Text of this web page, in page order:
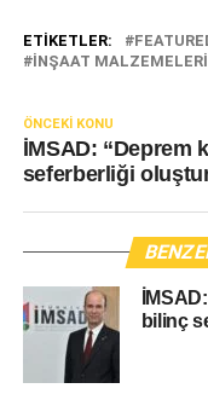
ETIKETLER:
INŞAAT MALZEMELERI
ÖNCEKI KONU
İMSAD: “Deprem
seferberliği
bilinç